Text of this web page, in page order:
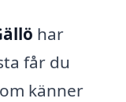
har
får du
känner